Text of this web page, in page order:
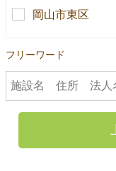
岡山市東区
フリーワード